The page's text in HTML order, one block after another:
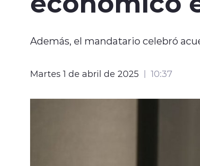
Además, el mandatario celebró
Martes 1 de abril de 2025 10:37